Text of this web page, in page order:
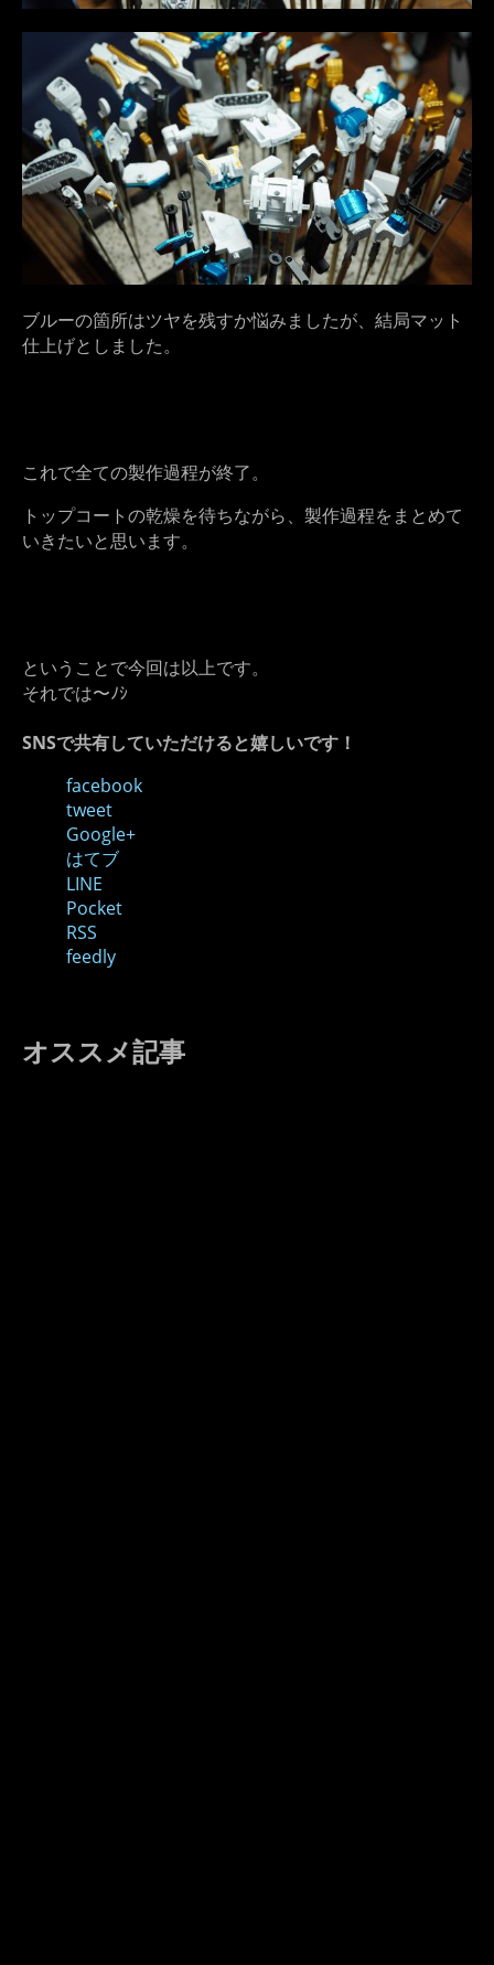
ブルーの箇所はツヤを残すか悩みましたが、結局マット
仕上げとしました。
これで全ての製作過程が終了。
トップコートの乾燥を待ちながら、製作過程をまとめて
いきたいと思います。
ということで今回は以上です。
それでは〜ﾉｼ
SNSで共有していただけると嬉しいです！
facebook
tweet
Google+
はてブ
LINE
Pocket
RSS
feedly
オススメ記事